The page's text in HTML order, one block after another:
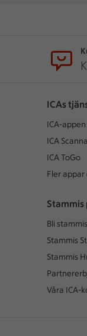
ICAs
ICA-appen
ICA Scanna
ICA ToGo
Fler
Stammis
Bli stammis
Stammis
Stammis
Våra ICA-